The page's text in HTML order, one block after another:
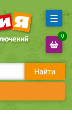
Найти
0